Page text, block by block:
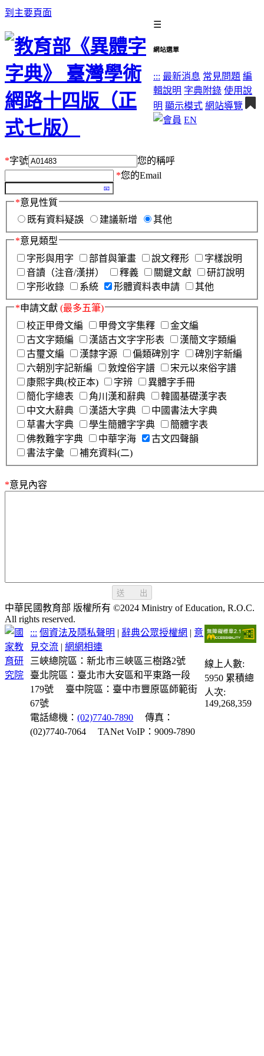
到主要頁面
☰
網站選單
::: 最新消息 常見問題 編
輯說明 字典附錄 使用說
明 顯示模式 網站導覽
EN
*字號
您的稱呼
*您的Email
*意見性質
既有資料疑誤
建議新增 其他
*意見類型
字形與用字
部首與筆畫 說文釋形
字樣說明
音讀（注音/漢拼）
釋義 關鍵文獻
研訂說明
字形收錄
系統 形體資料表申請 其他
*申請文獻 (最多五筆)
校正甲骨文編
甲骨文字集釋
金文編
古文字類編
漢語古文字字形表
漢簡文字類編
古璽文編
漢隸字源 偏類碑別字
碑別字新編
六朝別字記新編
敦煌俗字譜
宋元以來俗字譜
康熙字典(校正本)
字辨
異體字手冊
簡化字總表
角川漢和辭典
韓國基礎漢字表
中文大辭典
漢語大字典
中國書法大字典
草書大字典
學生簡體字字典
簡體字表
佛教難字字典
中華字海
古文四聲韻
書法字彙
補充資料(二)
*意見內容
送 出
中華民國教育部 版權所有 ©2024 Ministry of Education, R.O.C.
All rights reserved.
::: 個資法及隱私聲明 | 辭典公眾授權網 | 意
見交流 |網網相連
三峽總院區：新北市三峽區三樹路2號
臺北院區：臺北市大安區和平東路一段
179號
臺中院區：臺中市豐原區師範街
67號
電話總機：(02)7740-7890
傳真：
(02)7740-7064
TANet VoIP：9009-7890
線上人數:
5950 累積總
人次:
149,268,359